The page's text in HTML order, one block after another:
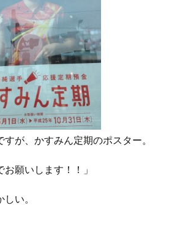
が、かすみん定期のポスター。
お願いします！！」
い。